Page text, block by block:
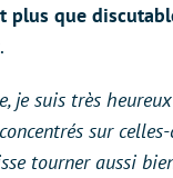
plus que
je suis très
sur
tourner aussi